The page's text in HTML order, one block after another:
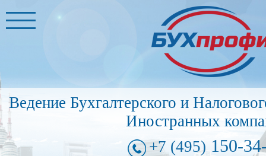
Главная
Иностранные
представительства
➩
Ведение Бухгалтерского и
Иностранных
+7 (495) 150-